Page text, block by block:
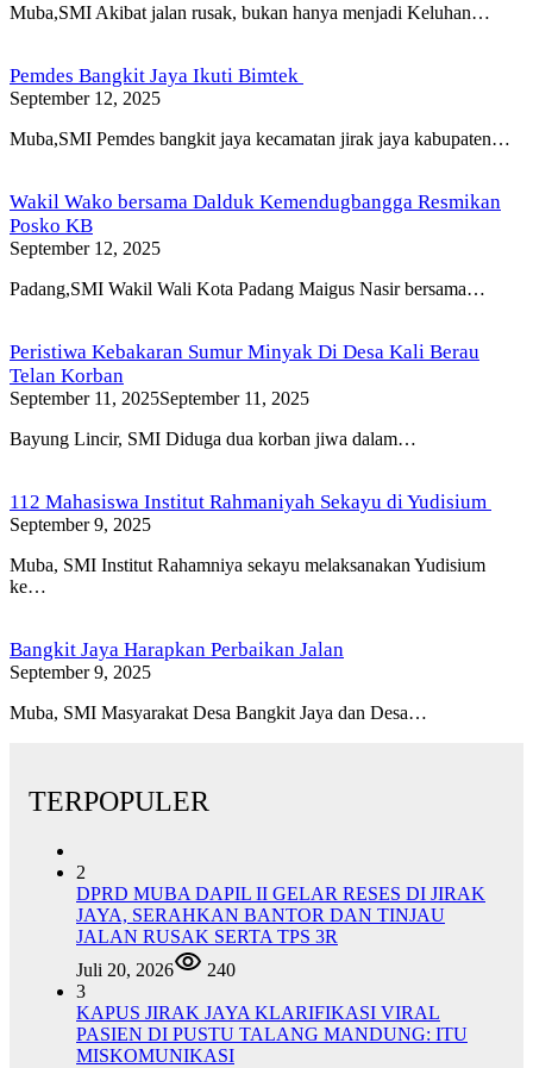
Muba,SMI Akibat jalan rusak, bukan hanya menjadi Keluhan…
Pemdes Bangkit Jaya Ikuti Bimtek
September 12, 2025
Muba,SMI Pemdes bangkit jaya kecamatan jirak jaya kabupaten…
Wakil Wako bersama Dalduk Kemendugbangga Resmikan
Posko KB
September 12, 2025
Padang,SMI Wakil Wali Kota Padang Maigus Nasir bersama…
Peristiwa Kebakaran Sumur Minyak Di Desa Kali Berau
Telan Korban
September 11, 2025September 11, 2025
Bayung Lincir, SMI Diduga dua korban jiwa dalam…
112 Mahasiswa Institut Rahmaniyah Sekayu di Yudisium
September 9, 2025
Muba, SMI Institut Rahamniya sekayu melaksanakan Yudisium
ke…
Bangkit Jaya Harapkan Perbaikan Jalan
September 9, 2025
Muba, SMI Masyarakat Desa Bangkit Jaya dan Desa…
TERPOPULER
2
DPRD MUBA DAPIL II GELAR RESES DI JIRAK
JAYA, SERAHKAN BANTOR DAN TINJAU
JALAN RUSAK SERTA TPS 3R
Juli 20, 2026
240
3
KAPUS JIRAK JAYA KLARIFIKASI VIRAL
PASIEN DI PUSTU TALANG MANDUNG: ITU
MISKOMUNIKASI